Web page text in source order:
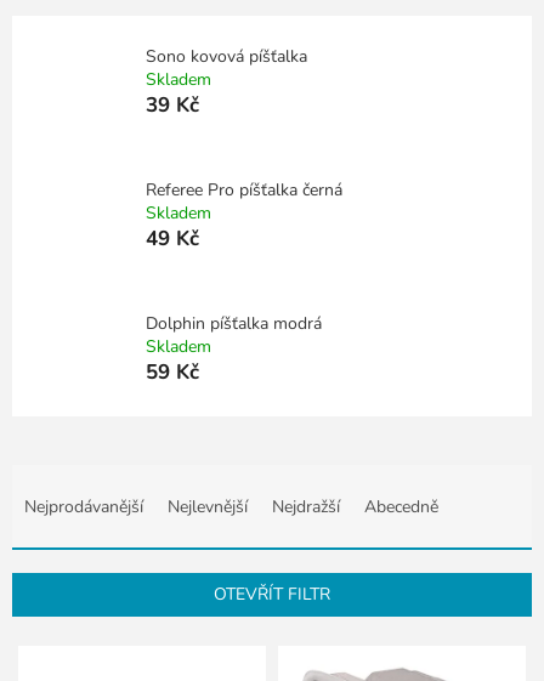
Sono kovová píšťalka
Skladem
39 Kč
Referee Pro píšťalka černá
Skladem
49 Kč
Dolphin píšťalka modrá
Skladem
59 Kč
e
n
í
Nejprodávanější Nejlevnější Nejdražší Abecedně
OTEVŘÍT FILTR